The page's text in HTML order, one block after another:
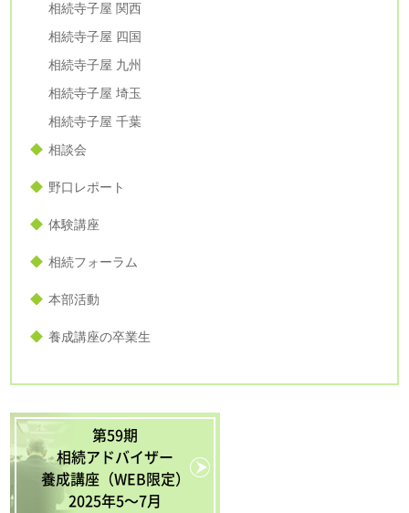
相続寺子屋 関西
相続寺子屋 四国
相続寺子屋 九州
相続寺子屋 埼玉
相続寺子屋 千葉
相談会
野口レポート
体験講座
相続フォーラム
本部活動
養成講座の卒業生
第59期
相続アドバイザー
養成講座（WEB限定）
2025年5〜7月